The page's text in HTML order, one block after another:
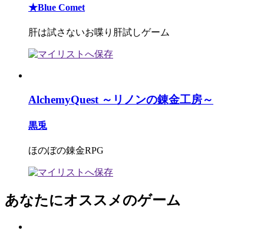
★Blue Comet
肝は試さないお喋り肝試しゲーム
AlchemyQuest ～リノンの錬金工房～
黒兎
ほのぼの錬金RPG
あなたにオススメのゲーム